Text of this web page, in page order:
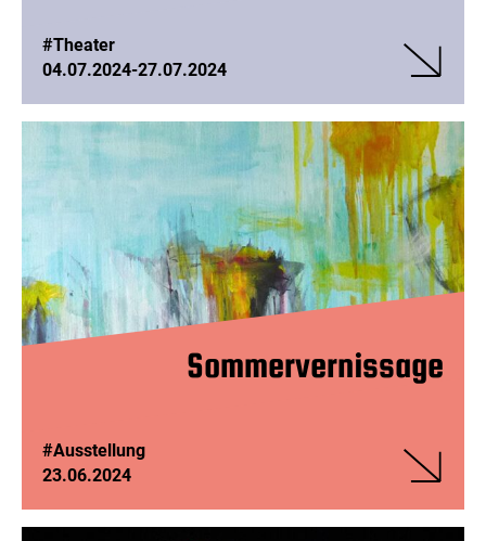
#Theater
04.07.2024-27.07.2024
Der
35.
Sommer
Sommervernissage
#Ausstellung
23.06.2024